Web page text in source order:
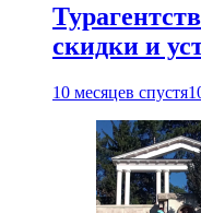
скидки и
10 месяцев спустя